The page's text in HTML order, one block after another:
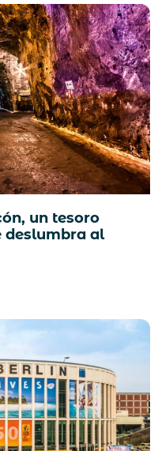
un tesoro
deslumbra al